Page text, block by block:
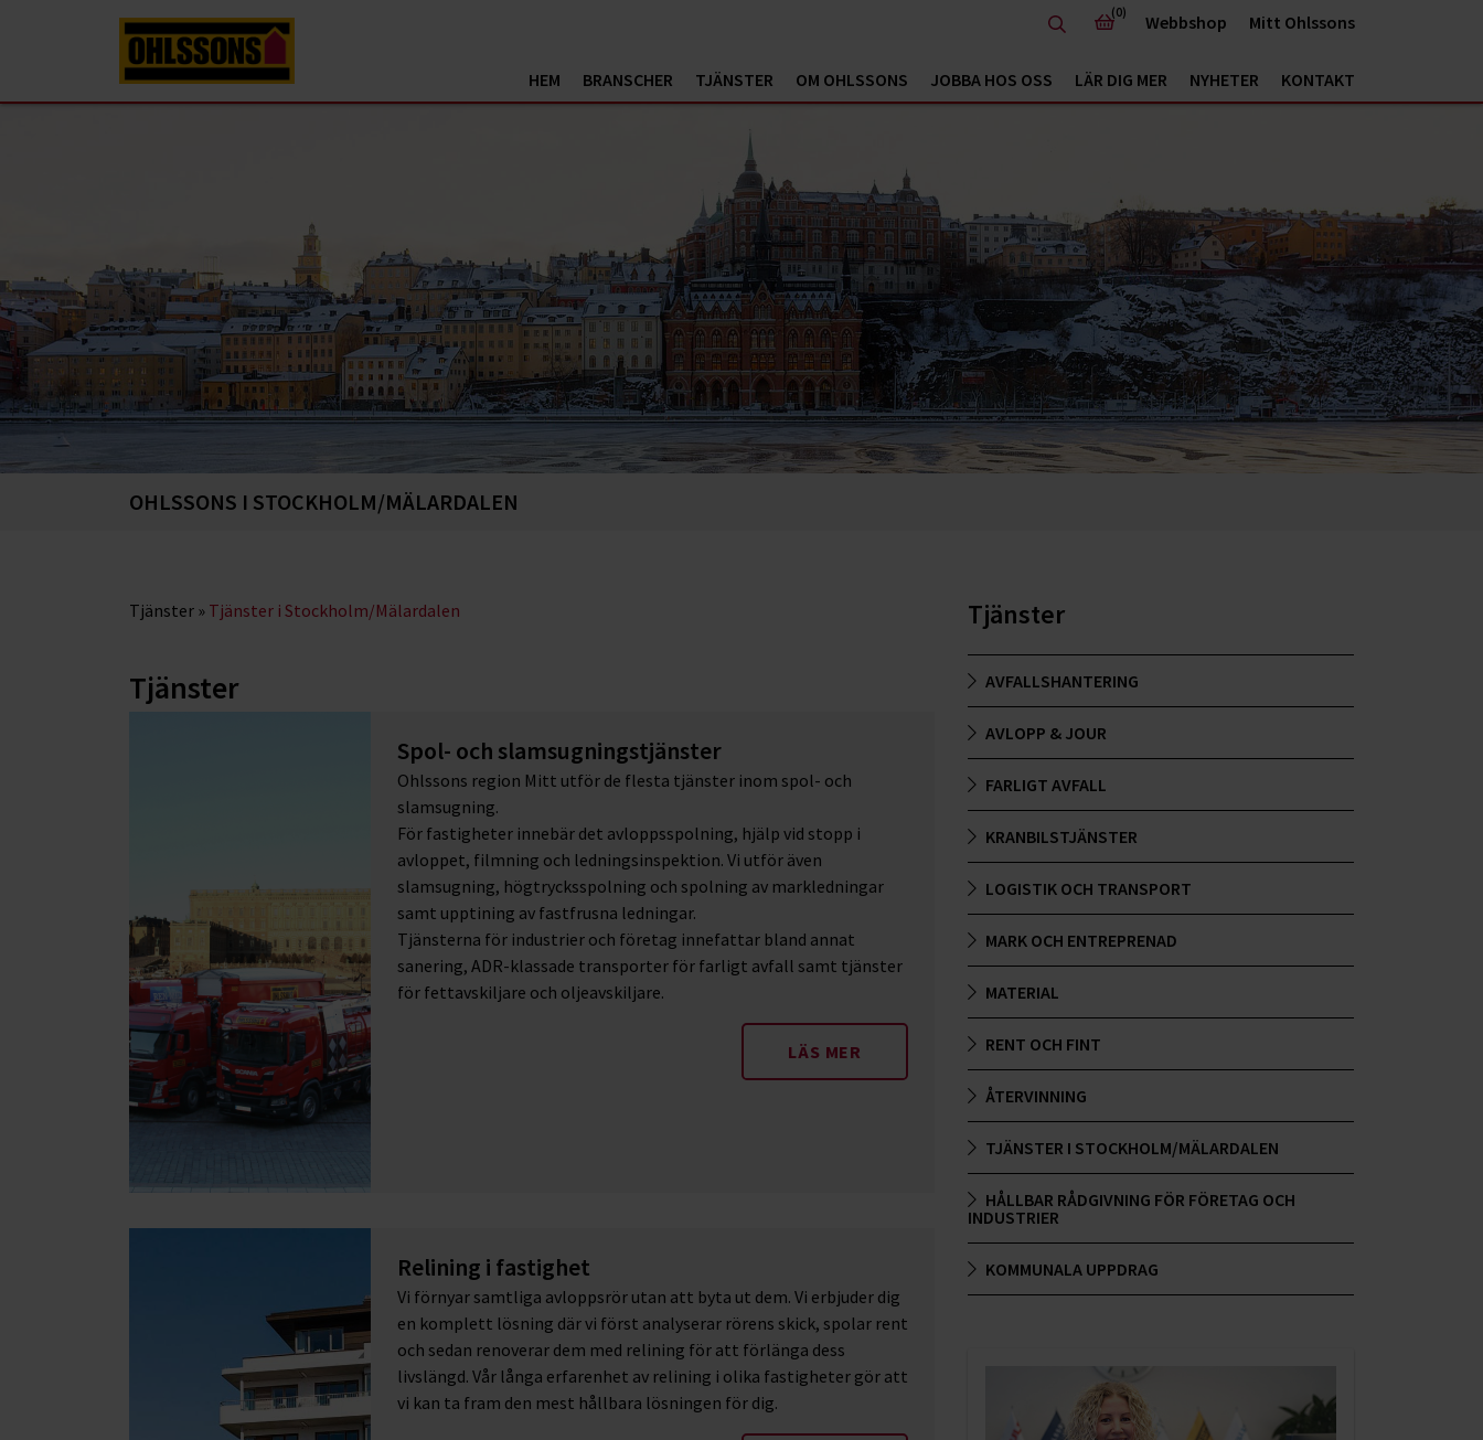
HEM BRANSCHER TJÄNSTER OM OHLSSONS JOBBA HOS OSS LÄR DIG MER NYHETER KONTAKT
(0) Webbshop Mitt Ohlssons
OHLSSONS I STOCKHOLM/MÄLARDALEN
Tjänster » Tjänster i Stockholm/Mälardalen
Tjänster
Spol- och slamsugningstjänster
Ohlssons region Mitt utför de flesta tjänster inom spol- och
slamsugning.
För fastigheter innebär det avloppsspolning, hjälp vid stopp i
avloppet, filmning och ledningsinspektion. Vi utför även
slamsugning, högtrycksspolning och spolning av markledningar
samt upptining av fastfrusna ledningar.
Tjänsterna för industrier och företag innefattar bland annat
sanering, ADR-klassade transporter för farligt avfall samt tjänster
för fettavskiljare och oljeavskiljare.
LÄS MER
Relining i fastighet
Vi förnyar samtliga avloppsrör utan att byta ut dem. Vi erbjuder dig
en komplett lösning där vi först analyserar rörens skick, spolar rent
och sedan renoverar dem med relining för att förlänga dess
livslängd. Vår långa erfarenhet av relining i olika fastigheter gör att
vi kan ta fram den mest hållbara lösningen för dig.
Tjänster
AVFALLSHANTERING
AVLOPP & JOUR
FARLIGT AVFALL
KRANBILSTJÄNSTER
LOGISTIK OCH TRANSPORT
MARK OCH ENTREPRENAD
MATERIAL
RENT OCH FINT
ÅTERVINNING
TJÄNSTER I STOCKHOLM/MÄLARDALEN
HÅLLBAR RÅDGIVNING FÖR FÖRETAG OCH
INDUSTRIER
KOMMUNALA UPPDRAG